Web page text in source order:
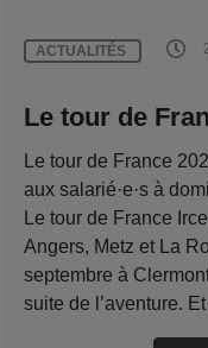
ACTUALITÉS
Le tour de
Le tour de France
aux salarié·e·s à
Le tour de France
Angers, Metz et La
septembre à
suite de l’aventure.